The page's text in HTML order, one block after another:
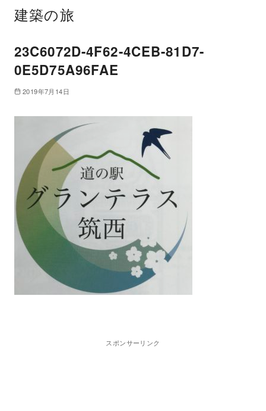
建築の旅
23C6072D-4F62-4CEB-81D7-
0E5D75A96FAE
2019年7月14日
スポンサーリンク